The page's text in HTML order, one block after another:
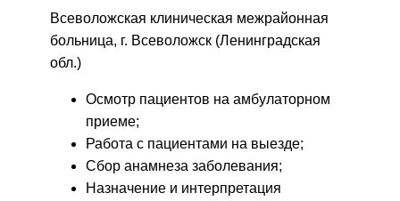
Всеволожская клиническая межрайонная
больница, г. Всеволожск (Ленинградская
обл.)
Осмотр пациентов на амбулаторном
приеме;
Работа с пациентами на выезде;
Сбор анамнеза заболевания;
Назначение и интерпретация